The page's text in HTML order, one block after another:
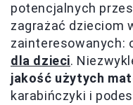
potencjalnych
zagrażać dzieciom
zainteresowanych:
dla dzieci.
jakość użytych
karabińczyki i